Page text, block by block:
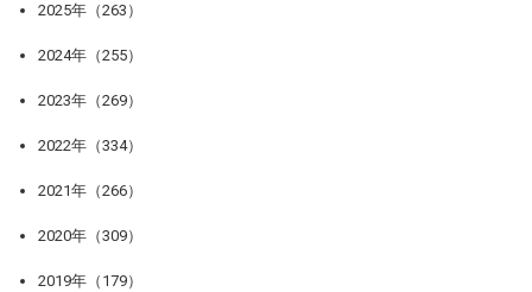
2025年（263）
2024年（255）
2023年（269）
2022年（334）
2021年（266）
2020年（309）
2019年（179）